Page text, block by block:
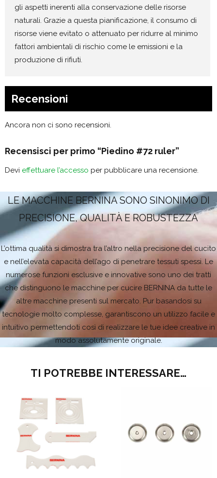
gli aspetti inerenti alla conservazione delle risorse
naturali. Grazie a questa pianificazione, il consumo di
risorse viene evitato o attenuato per ridurre al minimo
fattori ambientali di rischio come le emissioni e la
produzione di rifiuti.
Recensioni
Ancora non ci sono recensioni.
Recensisci per primo “Piedino #72 ruler”
Devi effettuare l’accesso per pubblicare una recensione.
LE MACCHINE BERNINA SONO SINONIMO DI
PRECISIONE, QUALITÀ E ROBUSTEZZA
L’ottima qualità si dimostra tra l’altro nella precisione del cucito
e nell’elevata capacità dell’ago di penetrare tessuti spessi. Le
numerose funzioni esclusive e innovative sono uno dei tratti
che distinguono le macchine per cucire BERNINA da tutte le
altre macchine presenti sul mercato. Pur basandosi su
tecnologie molto complesse, garantiscono un utilizzo facile e
intuitivo permettendoti così di realizzare le tue idee creative in
modo assolutamente originale.
TI POTREBBE INTERESSARE…